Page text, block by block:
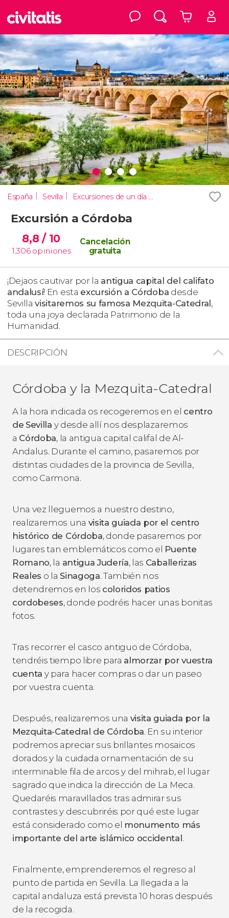
España Sevilla Excursiones de un día desde Sevilla
Excursión a Córdoba
8,8/ 10
1.306 opiniones
Cancelación
gratuita
¡Dejaos cautivar por la antigua capital del califato
andalusí! En esta excursión a Córdoba desde
Sevillavisitaremos su famosa Mezquita-Catedral,
toda una joya declarada Patrimonio de la
Humanidad.
DESCRIPCIÓN
Córdoba y la Mezquita-Catedral
A la hora indicada os recogeremos en el centro
de Sevilla y desde allí nos desplazaremos
a Córdoba, la antigua capital califal de Al-
Andalus. Durante el camino, pasaremos por
distintas ciudades de la provincia de Sevilla,
como Carmona.
Una vez lleguemos a nuestro destino,
realizaremos una visita guiada por el centro
histórico de Córdoba, donde pasaremos por
lugares tan emblemáticos como el Puente
Romano, la antigua Judería, las Caballerizas
Reales o la Sinagoga. También nos
detendremos en los coloridos patios
cordobeses, donde podréis hacer unas bonitas
fotos.
Tras recorrer el casco antiguo de Córdoba,
tendréis tiempo libre para almorzar por vuestra
cuenta y para hacer compras o dar un paseo
por vuestra cuenta.
Después, realizaremos una visita guiada por la
Mezquita-Catedral de Córdoba. En su interior
podremos apreciar sus brillantes mosaicos
dorados y la cuidada ornamentación de su
interminable fila de arcos y del mihrab, el lugar
sagrado que indica la dirección de La Meca.
Quedaréis maravillados tras admirar sus
contrastes y descubriréis por qué este lugar
está considerado como el monumento más
importante del arte islámico occidental.
Finalmente, emprenderemos el regreso al
punto de partida en Sevilla. La llegada a la
capital andaluza está prevista 10 horas después
de la recogida.